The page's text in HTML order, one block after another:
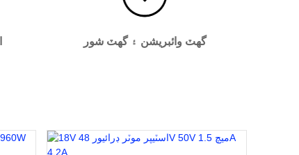
گھٽ وائبريشن ۽ گهٽ شور